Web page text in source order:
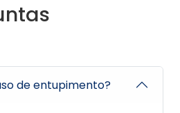
de entupimento?